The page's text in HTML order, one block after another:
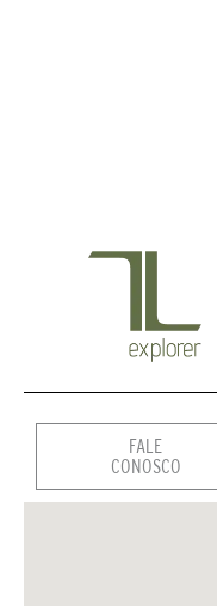
FALE
CONOSCO